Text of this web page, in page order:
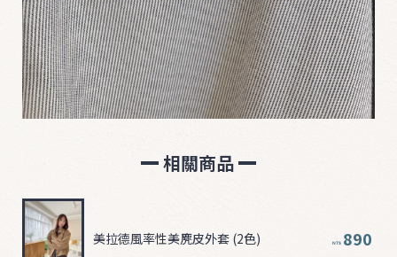
相關商品
NT$ 890
美拉德風率性美麂皮外套 (2色)